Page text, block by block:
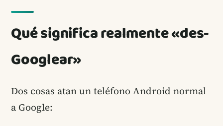
Qué significa realmente «des-
Googlear»
Dos cosas atan un teléfono Android normal
a Google: